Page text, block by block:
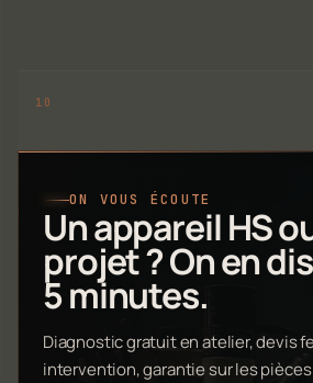
ON VOUS ÉCOUTE
Un appareil HS
projet ? On en
5 minutes.
Diagnostic gratuit en atelier, devis
intervention, garantie sur les